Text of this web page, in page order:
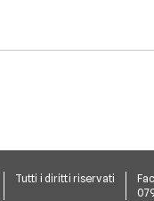
Tutti i diritti riservati